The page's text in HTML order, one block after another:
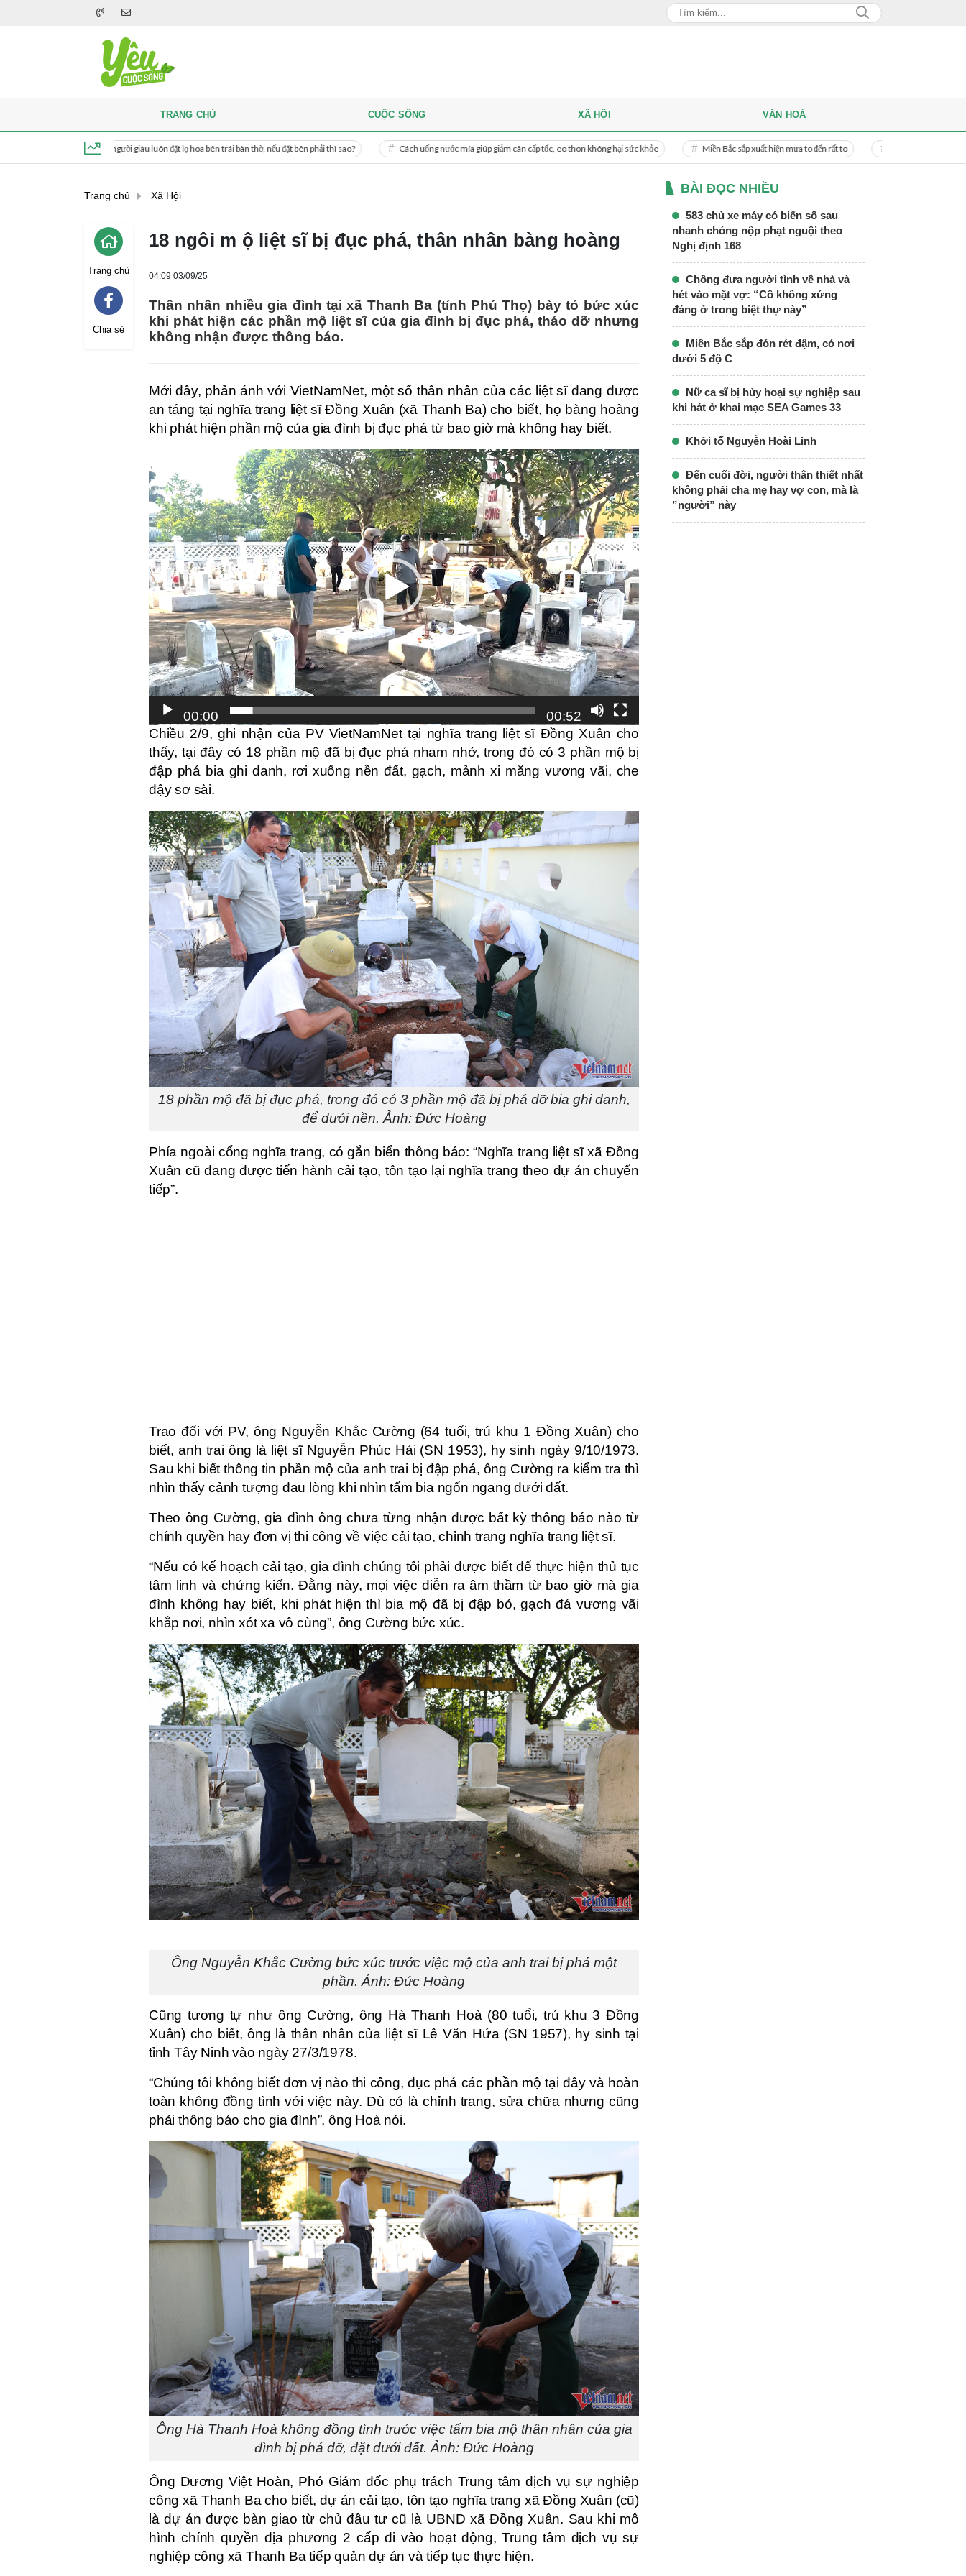
thắp hương, người giàu luôn đặt lọ hoa bên trái bàn thờ, nếu đặt bên phải thì sao? Cách uống nước mía giúp giảm cân cấp tốc, eo thon không hại sức khỏe Miền Bắc sắp xuất hiện mưa to đến rất to Danh tính người phụ nữ bị bạn trai
TRANG CHỦ CUỘC SỐNG XÃ HỘI VĂN HOÁ
Trang chủ Xã Hội
Trang chủ
Chia sẻ
18 ngôi m ộ liệt sĩ bị đục phá, thân nhân bàng hoàng
04:09 03/09/25
Thân nhân nhiều gia đình tại xã Thanh Ba (tỉnh Phú Thọ) bày tỏ bức xúc
khi phát hiện các phần mộ liệt sĩ của gia đình bị đục phá, tháo dỡ nhưng
không nhận được thông báo.
Mới đây, phản ánh với VietNamNet, một số thân nhân của các liệt sĩ đang được
an táng tại nghĩa trang liệt sĩ Đồng Xuân (xã Thanh Ba) cho biết, họ bàng hoàng
khi phát hiện phần mộ của gia đình bị đục phá từ bao giờ mà không hay biết.
Player
00:00
00:52
Chiều 2/9, ghi nhận của PV VietNamNet tại nghĩa trang liệt sĩ Đồng Xuân cho
thấy, tại đây có 18 phần mộ đã bị đục phá nham nhở, trong đó có 3 phần mộ bị
đập phá bia ghi danh, rơi xuống nền đất, gạch, mảnh xi măng vương vãi, che
đậy sơ sài.
18 phần mộ đã bị đục phá, trong đó có 3 phần mộ đã bị phá dỡ bia ghi danh,
để dưới nền. Ảnh: Đức Hoàng
Phía ngoài cổng nghĩa trang, có gắn biển thông báo: “Nghĩa trang liệt sĩ xã Đồng
Xuân cũ đang được tiến hành cải tạo, tôn tạo lại nghĩa trang theo dự án chuyển
tiếp”.
Trao đổi với PV, ông Nguyễn Khắc Cường (64 tuổi, trú khu 1 Đồng Xuân) cho
biết, anh trai ông là liệt sĩ Nguyễn Phúc Hải (SN 1953), hy sinh ngày 9/10/1973.
Sau khi biết thông tin phần mộ của anh trai bị đập phá, ông Cường ra kiểm tra thì
nhìn thấy cảnh tượng đau lòng khi nhìn tấm bia ngổn ngang dưới đất.
Theo ông Cường, gia đình ông chưa từng nhận được bất kỳ thông báo nào từ
chính quyền hay đơn vị thi công về việc cải tạo, chỉnh trang nghĩa trang liệt sĩ.
“Nếu có kế hoạch cải tạo, gia đình chúng tôi phải được biết để thực hiện thủ tục
tâm linh và chứng kiến. Đằng này, mọi việc diễn ra âm thầm từ bao giờ mà gia
đình không hay biết, khi phát hiện thì bia mộ đã bị đập bỏ, gạch đá vương vãi
khắp nơi, nhìn xót xa vô cùng”, ông Cường bức xúc.
Ông Nguyễn Khắc Cường bức xúc trước việc mộ của anh trai bị phá một
phần. Ảnh: Đức Hoàng
Cũng tương tự như ông Cường, ông Hà Thanh Hoà (80 tuổi, trú khu 3 Đồng
Xuân) cho biết, ông là thân nhân của liệt sĩ Lê Văn Hứa (SN 1957), hy sinh tại
tỉnh Tây Ninh vào ngày 27/3/1978.
“Chúng tôi không biết đơn vị nào thi công, đục phá các phần mộ tại đây và hoàn
toàn không đồng tình với việc này. Dù có là chỉnh trang, sửa chữa nhưng cũng
phải thông báo cho gia đình”, ông Hoà nói.
Ông Hà Thanh Hoà không đồng tình trước việc tấm bia mộ thân nhân của gia
đình bị phá dỡ, đặt dưới đất. Ảnh: Đức Hoàng
Ông Dương Việt Hoàn, Phó Giám đốc phụ trách Trung tâm dịch vụ sự nghiệp
công xã Thanh Ba cho biết, dự án cải tạo, tôn tạo nghĩa trang xã Đồng Xuân (cũ)
là dự án được bàn giao từ chủ đầu tư cũ là UBND xã Đồng Xuân. Sau khi mô
hình chính quyền địa phương 2 cấp đi vào hoạt động, Trung tâm dịch vụ sự
nghiệp công xã Thanh Ba tiếp quản dự án và tiếp tục thực hiện.
BÀI ĐỌC NHIỀU
583 chủ xe máy có biển số sau
nhanh chóng nộp phạt nguội theo
Nghị định 168
Chồng đưa người tình về nhà và
hét vào mặt vợ: “Cô không xứng
đáng ở trong biệt thự này”
Miền Bắc sắp đón rét đậm, có nơi
dưới 5 độ C
Nữ ca sĩ bị hủy hoại sự nghiệp sau
khi hát ở khai mạc SEA Games 33
Khởi tố Nguyễn Hoài Linh
Đến cuối đời, người thân thiết nhất
không phải cha mẹ hay vợ con, mà là
”người” này